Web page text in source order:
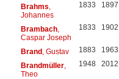
Brahms,
Johannes
1833 1897
Brambach,
Caspar Joseph
1833 1902
Brand, Gustav 1883 1963
Brandmüller,
Theo
1948 2012